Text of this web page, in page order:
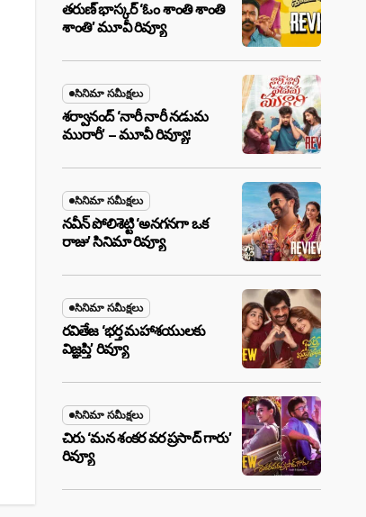
తరుణ్ భాస్కర్ ‘ఓం శాంతి శాంతి
శాంతి’ మూవీ రివ్యూ
సినిమా సమీక్షలు
శర్వానంద్ ‘నారీ నారీ నడుమ
మురారీ’ – మూవీ రివ్యూ!
సినిమా సమీక్షలు
నవీన్ పోలిశెట్టి ‘అనగనగా ఒక
రాజు’ సినిమా రివ్యూ
సినిమా సమీక్షలు
రవితేజ ‘భర్త మహాశయులకు
విజ్ఞప్తి’ రివ్యూ
సినిమా సమీక్షలు
చిరు ‘మ‌న శంక‌ర వ‌ర ప్ర‌సాద్ గారు’
రివ్యూ